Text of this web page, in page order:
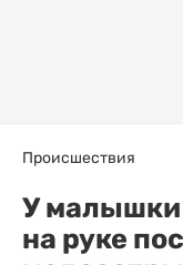
Происшествия
У малышки
на руке